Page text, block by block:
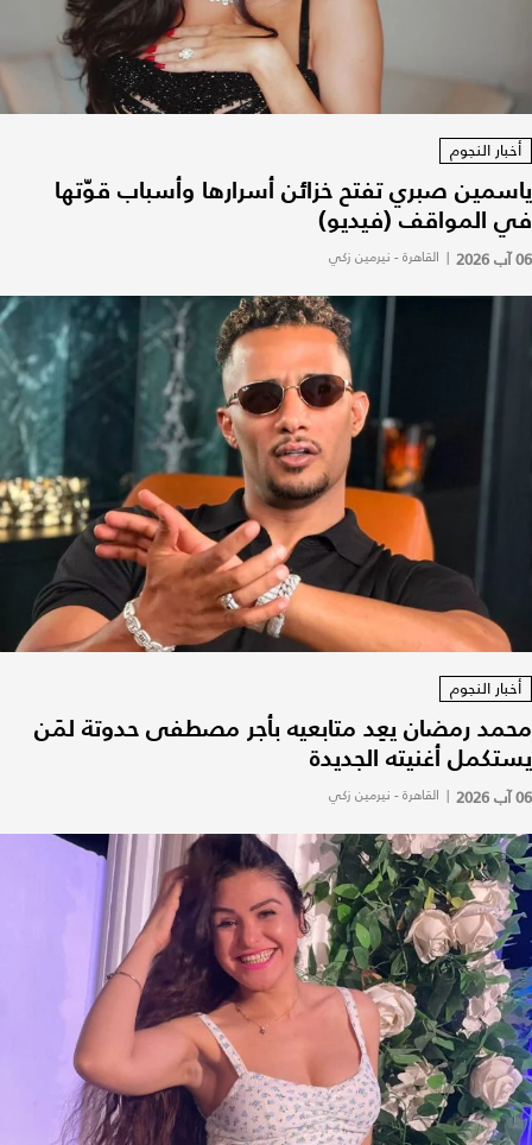
أخبار النجوم
ياسمين صبري تفتح خزائن أسرارها وأسباب قوّتها
في المواقف (فيديو)
06 آب 2026 | القاهرة - نيرمين زكي
أخبار النجوم
محمد رمضان يعِد متابعيه بأجر مصطفى حدوتة لمَن
يستكمل أغنيته الجديدة
06 آب 2026 | القاهرة - نيرمين زكي